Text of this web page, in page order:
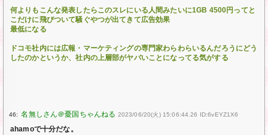
何よりもこんな発表したらこのスレにいる人間みたいに1GB 4500円ってと
こだけに飛びついて騒ぐやつが出てきて広告効果
最低になる
ドコモ社内には広報・マーケティングの専門家わらわらいるんだろうにどう
したのかというか、社内の上層部がヤバいことになってる気がする
46: 2023/06/20(火) 15:06:44.26 ID:6vEYZ1X6
ahamoで十分だな。